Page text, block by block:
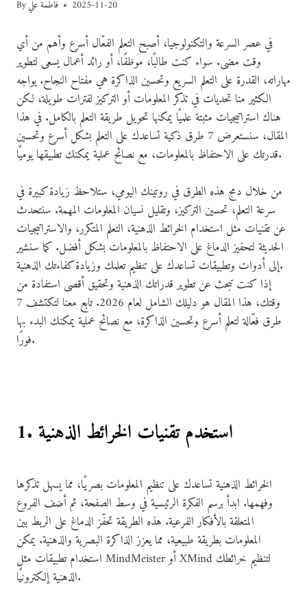
Byفاطمة علي 2025-11-20
في عصر السرعة والتكنولوجيا، أصبح التعلم الفعّال أسرع وأهم من أي
وقت مضى. سواء كنت طالبًا، موظفًا، أو رائد أعمال يسعى لتطوير
مهاراته، القدرة على التعلم السريع وتحسين الذاكرة هي مفتاح النجاح. يواجه
الكثير منا تحديات في تذكر المعلومات أو التركيز لفترات طويلة، لكن
هناك استراتيجيات مثبتة علميًا يمكنها تحويل طريقة التعلم بالكامل. في هذا
المقال، سنستعرض 7 طرق ذكية تساعدك على التعلم بشكل أسرع وتحسين
قدرتك على الاحتفاظ بالمعلومات، مع نصائح عملية يمكنك تطبيقها يوميًا.
من خلال دمج هذه الطرق في روتينك اليومي، ستلاحظ زيادة كبيرة في
سرعة التعلم، تحسين التركيز، وتقليل نسيان المعلومات المهمة. سنتحدث
عن تقنيات مثل استخدام الخرائط الذهنية، التعلم المتكرر، والاستراتيجيات
الحديثة لتحفيز الدماغ على الاحتفاظ بالمعلومات بشكل أفضل. كما سنشير
إلى أدوات وتطبيقات تساعدك على تنظيم تعلمك وزيادة كفاءتك الذهنية.
إذا كنت تبحث عن تطوير قدراتك الذهنية وتحقيق أقصى استفادة من
وقتك، هذا المقال هو دليلك الشامل لعام 2026. تابع معنا لتكتشف 7
طرق فعّالة لتعلم أسرع وتحسين الذاكرة، مع نصائح عملية يمكنك البدء بها
فورًا.
1. استخدم تقنيات الخرائط الذهنية
الخرائط الذهنية تساعدك على تنظيم المعلومات بصريًا، مما يسهل تذكرها
وفهمها. ابدأ برسم الفكرة الرئيسية في وسط الصفحة، ثم أضف الفروع
المتعلقة بالأفكار الفرعية. هذه الطريقة تحفّز الدماغ على الربط بين
المعلومات بطريقة طبيعية، مما يعزز الذاكرة البصرية والذهنية. يمكن
استخدام تطبيقات مثل MindMeister أو XMind لتنظيم خرائطك
الذهنية إلكترونيًا.